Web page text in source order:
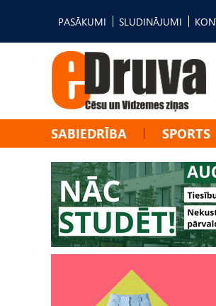
PASĀKUMI SLUDINĀJUMI
SABIEDRĪBA SPORTS